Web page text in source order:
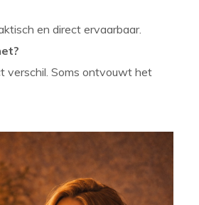
en direct ervaarbaar.
verschil. Soms ontvouwt het